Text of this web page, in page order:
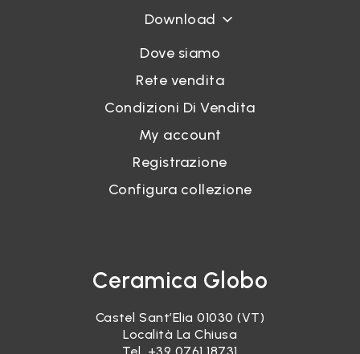
Download
Dove siamo
Rete vendita
Condizioni Di Vendita
My account
Registrazione
Configura collezione
Ceramica Globo
Castel Sant’Elia 01030 (VT)
Località La Chiusa